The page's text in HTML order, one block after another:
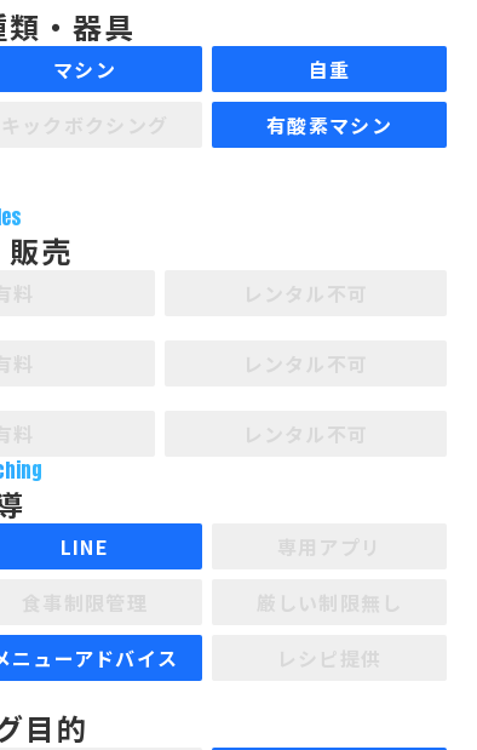
類・器具
マシン
自重
有酸素マシン
販売
LINE
ニューアドバイス
目的